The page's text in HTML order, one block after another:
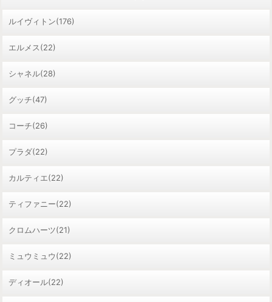
ルイヴィトン(176)
エルメス(22)
シャネル(28)
グッチ(47)
コーチ(26)
プラダ(22)
カルティエ(22)
ティファニー(22)
クロムハーツ(21)
ミュウミュウ(22)
ディオール(22)